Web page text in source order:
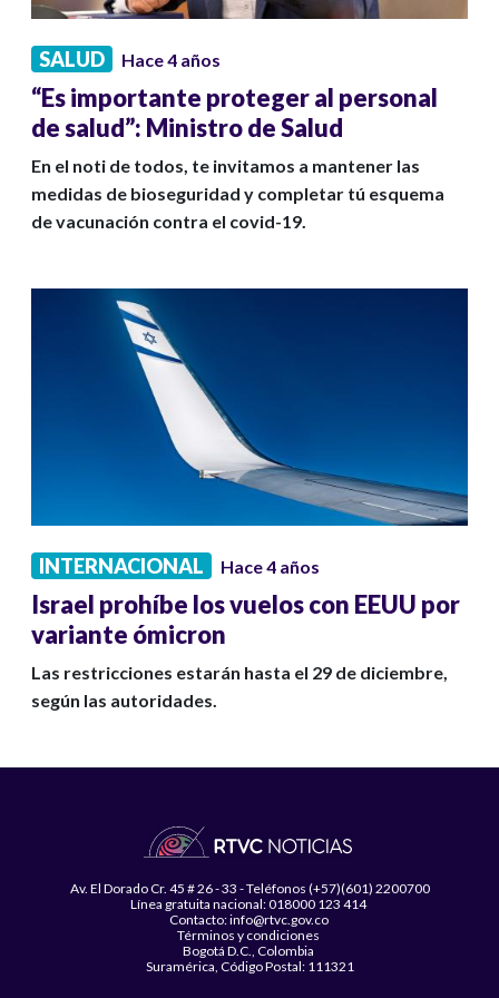
SALUD Hace 4 años
“Es importante proteger al personal
de salud”: Ministro de Salud
En el noti de todos, te invitamos a mantener las
medidas de bioseguridad y completar tú esquema
de vacunación contra el covid-19.
INTERNACIONAL Hace 4 años
Israel prohíbe los vuelos con EEUU por
variante ómicron
Las restricciones estarán hasta el 29 de diciembre,
según las autoridades.
Av. El Dorado Cr. 45 # 26 - 33 - Teléfonos (+57)(601) 2200700
Línea gratuita nacional: 018000 123 414
Contacto: info@rtvc.gov.co
Términos y condiciones
Bogotá D.C., Colombia
Suramérica, Código Postal: 111321